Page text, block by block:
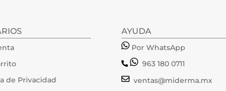
de Privacidad
AYUDA
Por WhatsApp
963 180 0711
ventas@miderma.mx